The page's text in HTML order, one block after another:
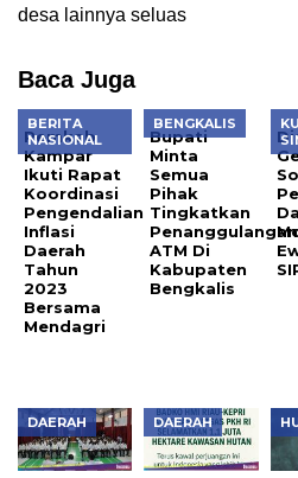
desa lainnya seluas
Baca Juga
BERITA
NASIONAL
Pemkab
Kampar
Ikuti Rapat
Koordinasi
Pengendalian
Inflasi
Daerah
Tahun
2023
Bersama
Mendagri
BENGKALIS
Bupati
Minta
Semua
Pihak
Tingkatkan
Penanggulangan
ATM Di
Kabupaten
Bengkalis
DAERAH DAERAH